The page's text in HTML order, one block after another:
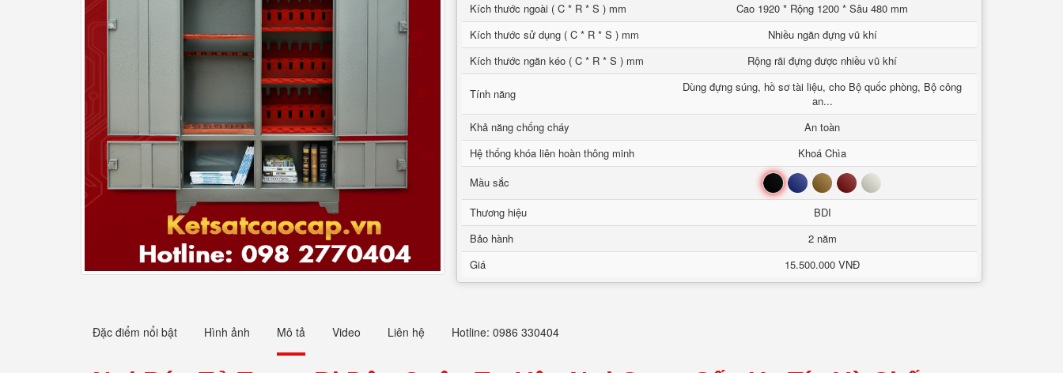
Kích thước ngoài ( C * R * S ) mm
Cao 1920 * Rộng 1200 * Sâu 480 mm
Kích thước sử dụng ( C * R * S ) mm
Nhiều ngăn đựng vũ khí
Kích thước ngăn kéo ( C * R * S ) mm
Rộng rãi đựng được nhiều vũ khí
Tính năng
Dùng đựng súng, hồ sơ tài liệu, cho Bộ quốc phòng, Bộ công
an...
Khả năng chống cháy
An toàn
Hệ thống khóa liên hoàn thông minh
Khoá Chìa
Mầu sắc
Đen Xanh Nâu Đỏ Trắng
Thương hiệu
BDI
Bảo hành
2 năm
Giá
15.500.000 VNĐ
Đặc điểm nổi bật Hình ảnh Mô tả Video Liên hệ Hotline: 0986 330404